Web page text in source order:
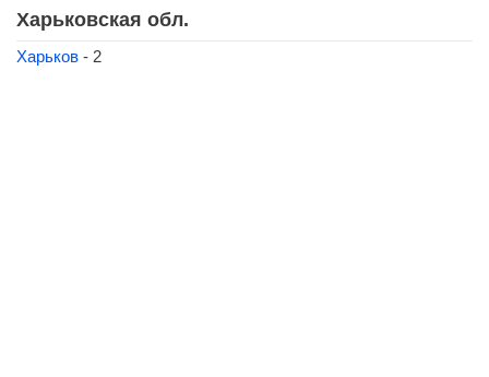
Харьковская обл.
Харьков - 2